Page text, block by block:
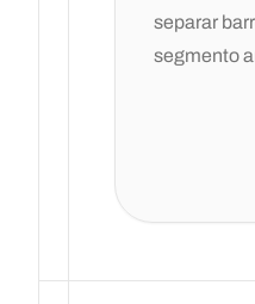
separar
segmento